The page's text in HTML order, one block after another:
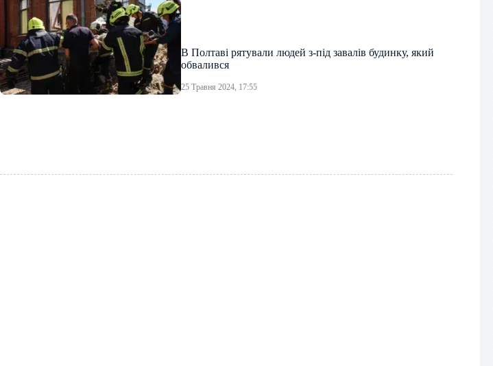
В Полтаві рятували людей з-під завалів будинку, який
обвалився
25 Травня 2024, 17:55